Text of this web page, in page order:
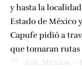
y hasta la
Estado de México
Capufe pidió a
que tomaran rutas
Aut. México –